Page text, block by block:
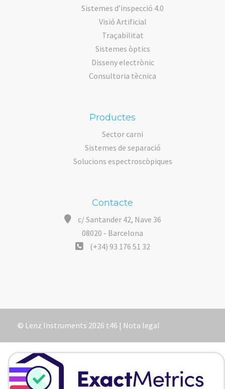
Sistemes d’inspecció 4.0
Visió Artificial
Traçabilitat
Sistemes òptics
Disseny electrònic
Consultoria tècnica
Productes
Sector carni
Sistemes de separació
Solucions espectroscòpiques
Contacte
c/ Santander 42, Nave 36
08020 - Barcelona
(+34) 93 176 51 32
© Lenz Instruments 2026 t46 | Nota legal